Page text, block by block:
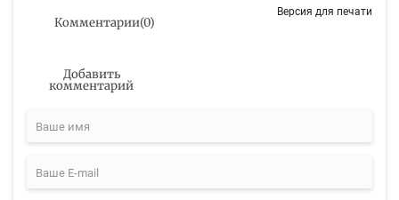
Комментарии(0)
Версия для печати
Добавить
комментарий